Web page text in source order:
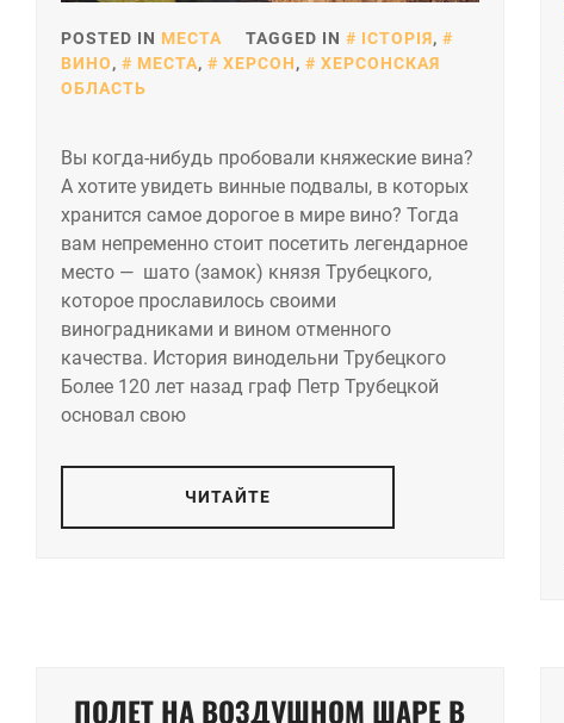
POSTED IN МЕСТА TAGGED IN ІСТОРІЯ,
ВИНО, МЕСТА, ХЕРСОН,
ХЕРСОНСКАЯ
ОБЛАСТЬ
Вы когда-нибудь пробовали княжеские вина?
А хотите увидеть винные подвалы, в которых
хранится самое дорогое в мире вино? Тогда
вам непременно стоит посетить легендарное
место — шато (замок) князя Трубецкого,
которое прославилось своими
виноградниками и вином отменного
качества. История винодельни Трубецкого
Более 120 лет назад граф Петр Трубецкой
основал свою
ЧИТАЙТЕ
ПОЛЕТ НА ВОЗДУШНОМ ШАРЕ В